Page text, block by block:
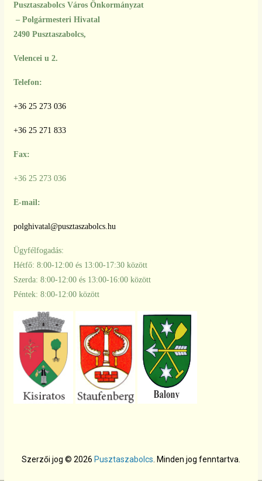
Pusztaszabolcs Város Önkormányzat
– Polgármesteri Hivatal
2490 Pusztaszabolcs,
Velencei u 2.
Telefon:
+36 25 273 036
+36 25 271 833
Fax:
+36 25 273 036
E-mail:
polghivatal@pusztaszabolcs.hu
Ügyfélfogadás:
Hétfő: 8:00-12:00 és 13:00-17:30 között
Szerda: 8:00-12:00 és 13:00-16:00 között
Péntek: 8:00-12:00 között
Szerzői jog © 2026 Pusztaszabolcs . Minden jog fenntartva.